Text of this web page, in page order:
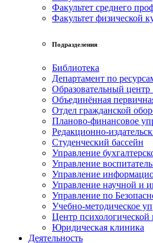
Факультет среднего
Факультет физической
Подразделения
Библиотека
Департамент по
Образовательный
Объединённая
Отдел гражданской
Планово-финансовое
Редакционно-
Студенческий бассейн
Управление
Управление
Управление
Управление научной и
Управление по
Учебно-методическое
Центр
Юридическая клиника
Деятельность